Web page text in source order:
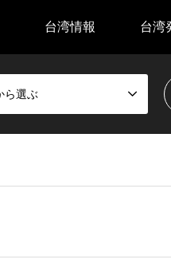
台湾情報 台湾
ら選ぶ